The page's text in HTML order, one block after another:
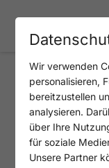
FINDET
Wir verwenden
personalisieren,
bereitzustellen
analysieren.
über Ihre
für soziale
Unsere Partner